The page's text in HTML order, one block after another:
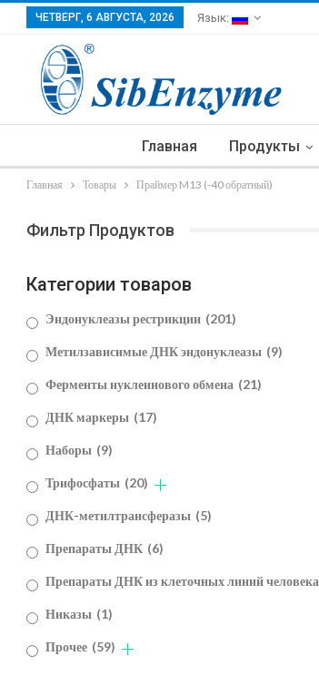
ЧЕТВЕРГ, 6 АВГУСТА, 2026 Язык:
Главная Продукты
Главная Товары Праймер M13 (-40 обратный)
Фильтр Продуктов
Категории товаров
Эндонуклеазы рестрикции (201)
Метилзависимые ДНК эндонуклеазы (9)
Ферменты нуклеинового обмена (21)
ДНК маркеры (17)
Наборы (9)
Трифосфаты (20)
ДНК-метилтрансферазы (5)
Препараты ДНК (6)
Препараты ДНК из клеточных линий человека
Никазы (1)
Прочее (59)